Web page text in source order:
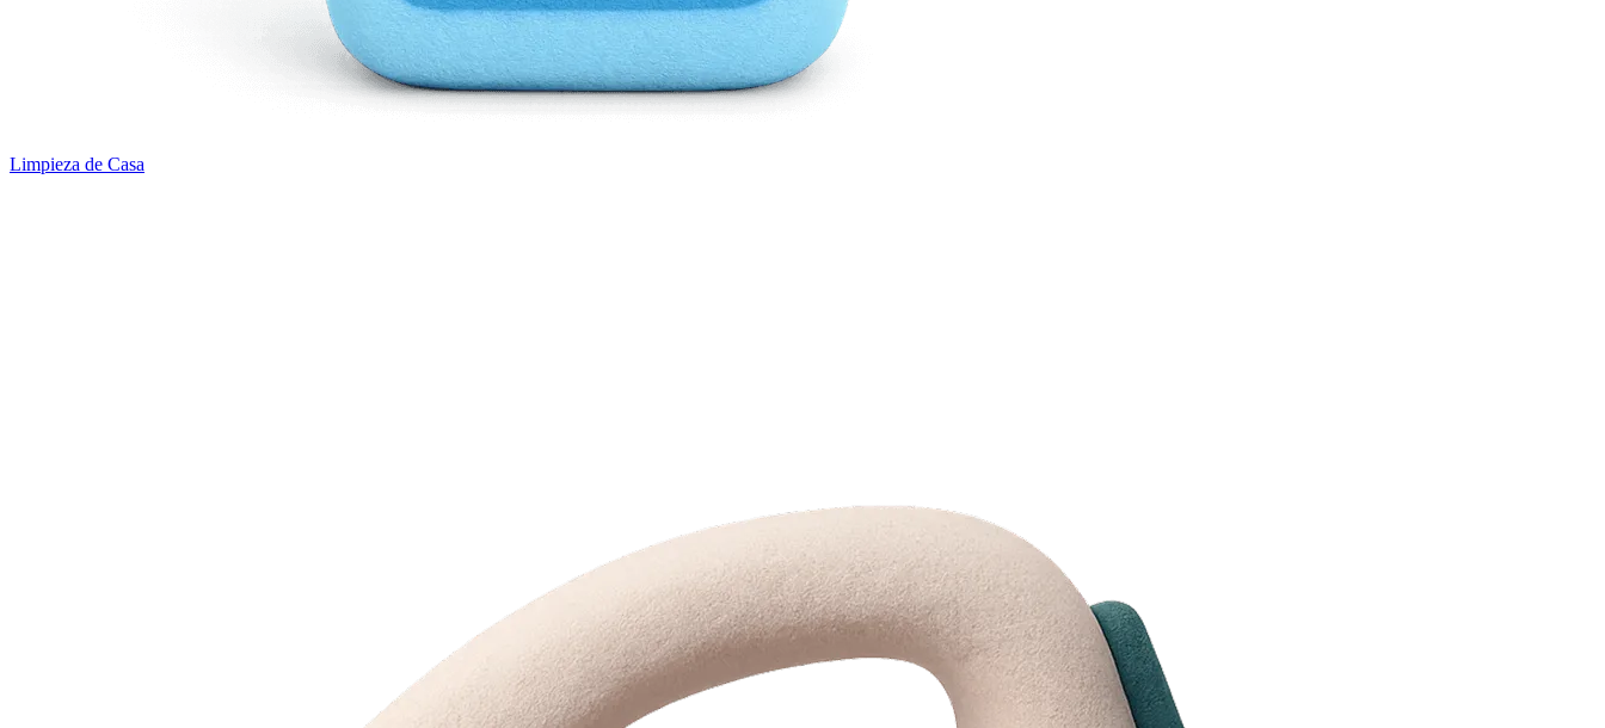
Limpieza de Casa